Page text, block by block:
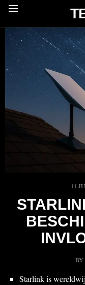
11
BY
Starlink is